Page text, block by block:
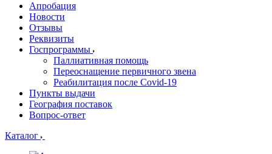
Апробация
Новости
Отзывы
Реквизиты
Госпрограммы
Паллиативная помощь
Переоснащение первичного звена
Реабилитация после Covid-19
Пункты выдачи
География поставок
Вопрос-ответ
Каталог